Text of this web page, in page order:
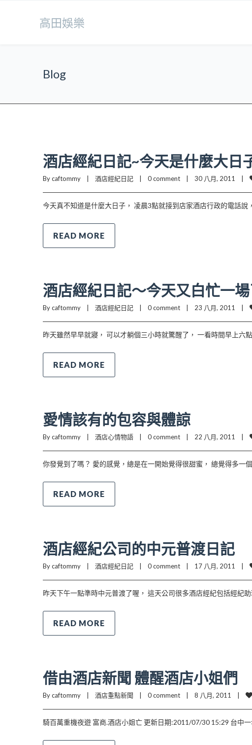
高田娛樂
Blog
酒店經紀日記~今天是什麼大日
By caftommy    | 酒店經紀日記 0 comment
    |    30 八月, 2011    |
今天真不知道是什麼大日子， 凌晨3點就接到店家酒店行政的電話
READ MORE
酒店經紀日記～今天又白忙一
By caftommy    | 酒店經紀日記 0 comment
    |    23 八月, 2011    |
昨天雖然早早就寢， 可以才躺個三小時就驚醒了， 一看時間早上六
READ MORE
愛情該有的包容與體諒
By caftommy    | 酒店心情物語 0 comment
    |    22 八月, 2011    |
你發覺到了嗎？ 愛的感覺，總是在一開始覺得很甜蜜， 總覺得多一
READ MORE
酒店經紀公司的中元普渡日記
By caftommy    | 酒店經紀日記 0 comment
    |    17 八月, 2011    |
昨天下午一點準時中元普渡了喔， 這天公司很多酒店經紀包括經紀
READ MORE
借由酒店新聞 體醒酒店小姐們
By caftommy    | 酒店重點新聞 0 comment
    |    8 八月, 2011    |
騎百萬重機夜遊 富商.酒店小姐亡 更新日期:2011/07/30 15:29 台中